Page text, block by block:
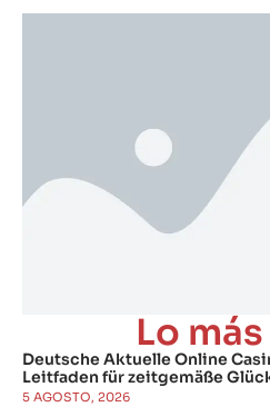
Lo
Deutsche Aktuelle Online
Leitfaden für zeitgemäße
5 AGOSTO, 2026